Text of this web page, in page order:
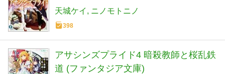
天城ケイ ニノモトニノ
398
アサシンズプライド4 暗殺教師と桜乱鉄
道 (ファンタジア文庫)